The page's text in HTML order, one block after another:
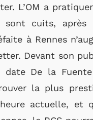
L’OM a
cuits, après
à Rennes
Devant son
De la
la plus
actuelle, et